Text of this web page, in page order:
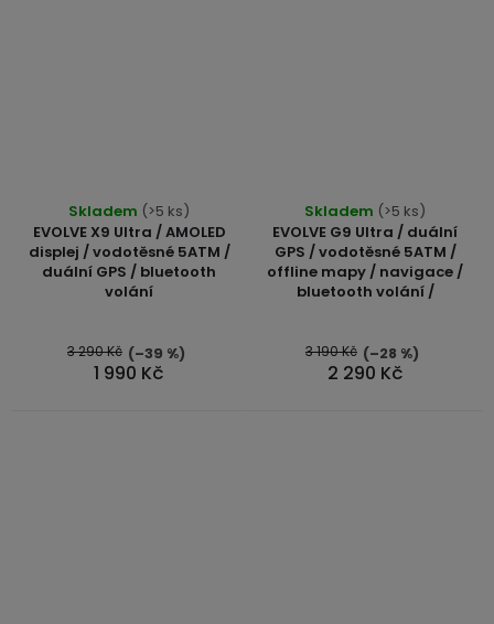
EVOLVE X9 Ultra / AMOLED
displej / vodotěsné 5ATM /
duální GPS / bluetooth
volání
Skladem (>5 ks)
1 990 Kč
3 290 Kč (–39 %)
EVOLVE G9 Ultra / duální
GPS / vodotěsné 5ATM /
offline mapy / navigace /
bluetooth volání /
Skladem (>5 ks)
2 290 Kč
3 190 Kč (–28 %)